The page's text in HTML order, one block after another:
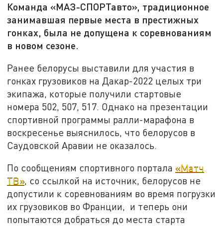
Команда «МАЗ-СПОРТавто», традиционное
занимавшая первые места в престижных
гонках, была не допущена к соревнованиям
в новом сезоне.
Ранее белорусы выставили для участия в
гонках грузовиков на Дакар-2022 целых три
экипажа, которые получили стартовые
номера 502, 507, 517. Однако на презентации
спортивной программы ралли-марафона в
воскресенье выяснилось, что белорусов в
Саудовской Аравии не оказалось.
По сообщениям спортивного портала «Матч
ТВ», со ссылкой на источник, белорусов не
допустили к соревнованиям во время погрузки
их грузовиков во Франции, и теперь они
попытаются добраться до места старта